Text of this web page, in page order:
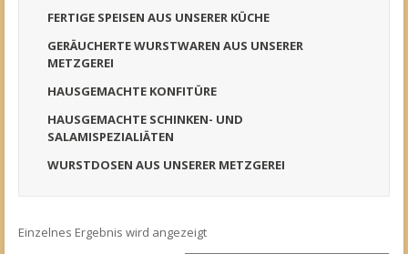
FERTIGE SPEISEN AUS UNSERER KÜCHE
GERÄUCHERTE WURSTWAREN AUS UNSERER
METZGEREI
HAUSGEMACHTE KONFITÜRE
HAUSGEMACHTE SCHINKEN- UND
SALAMISPEZIALIÄTEN
WURSTDOSEN AUS UNSERER METZGEREI
Einzelnes Ergebnis wird angezeigt